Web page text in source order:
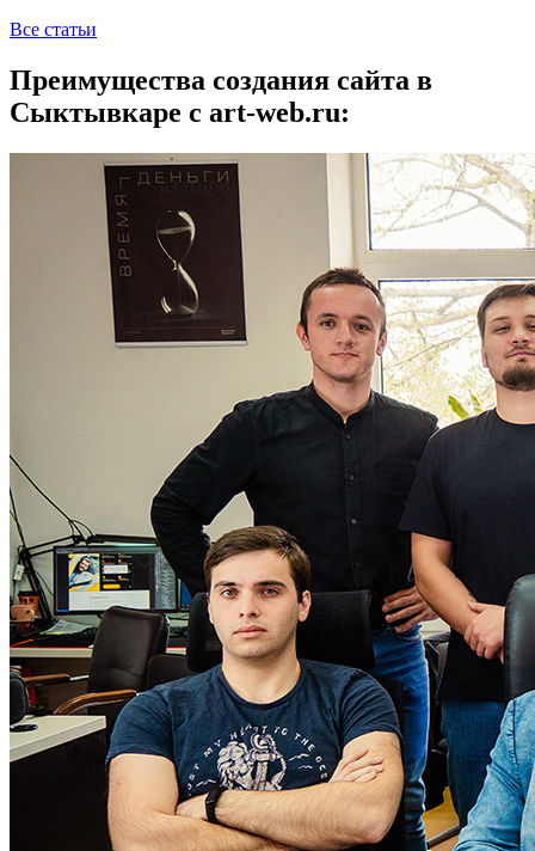
Все статьи
Преимущества создания сайта в
Сыктывкаре с art-web.ru: